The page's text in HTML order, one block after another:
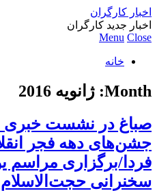
اخبار کارگران
اخبار جدید کارگران
Menu Close
خانه
Month: ژانویه 2016
صباغ در نشست خبری
جشن‌های دهه فجر
سخنرانی